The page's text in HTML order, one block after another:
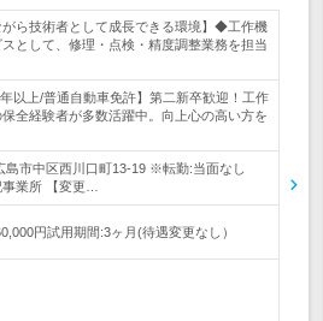
がら技術者として成長できる環境】◆工作機
として、修理・点検・精度調整業務を担当
年以上/普通自動車免許】第二新卒歓迎！工作
全経験者が多数活躍中。向上心の高い方を
島市中区西川口町13-19 ※転勤:当面なし
事業所 【変更…
円試用期間:3ヶ月(待遇変更なし）